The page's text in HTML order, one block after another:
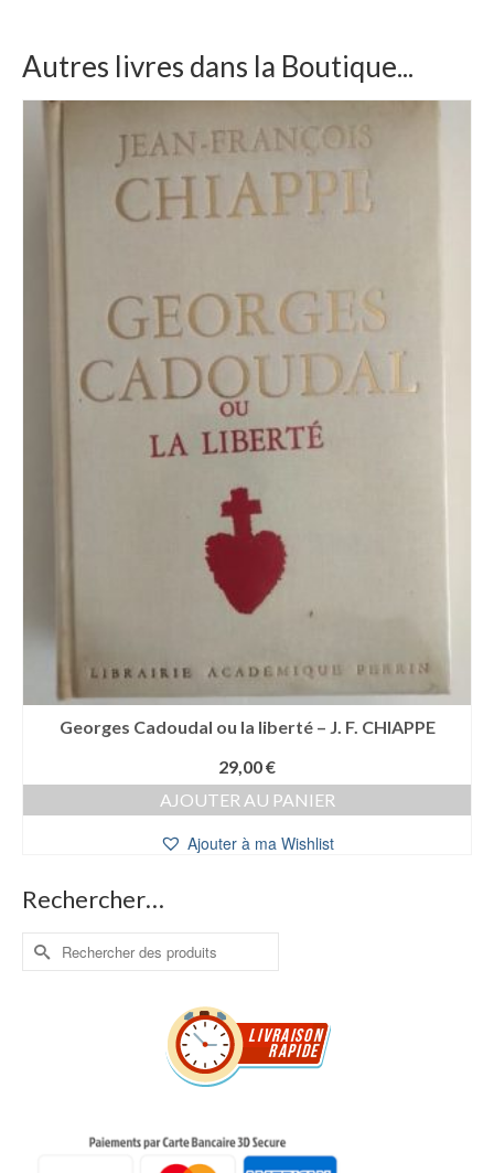
Autres livres dans la Boutique...
Georges Cadoudal ou la liberté – J. F. CHIAPPE
29,00€
AJOUTER AU PANIER
Ajouter à ma Wishlist
Rechercher…
Rechercher :